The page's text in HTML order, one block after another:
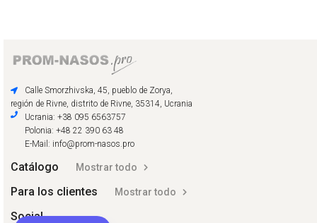
Calle Smorzhivska, 45, pueblo de Zorya,
región de Rivne, distrito de Rivne, 35314, Ucrania
Ucrania: +38 095 6563757
Polonia: +48 22 390 63 48
E-Mail: info@prom-nasos.pro
Catálogo Mostrar todo
Para los clientes Mostrar todo
Social